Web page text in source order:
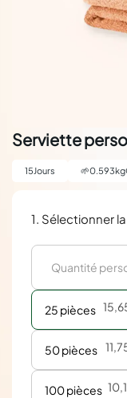
Serviette
15 Jours 🌱0.593
1. Sélectionner
25 pièces
50 pièces
100 pièces